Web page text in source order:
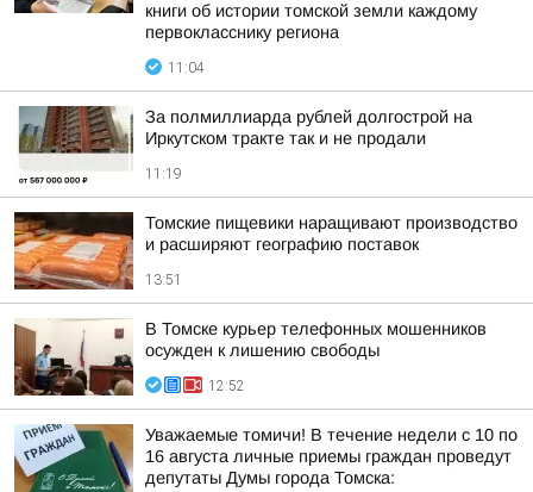
книги об истории томской земли каждому
первокласснику региона
11:04
За полмиллиарда рублей долгострой на
Иркутском тракте так и не продали
11:19
Томские пищевики наращивают производство
и расширяют географию поставок
13:51
В Томске курьер телефонных мошенников
осужден к лишению свободы
12:52
Уважаемые томичи! В течение недели с 10 по
16 августа личные приемы граждан проведут
депутаты Думы города Томска: